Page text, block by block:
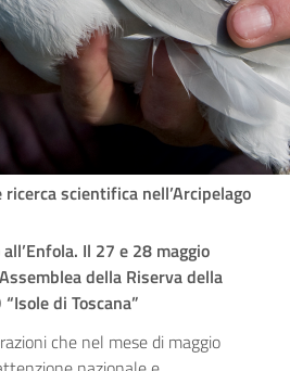
scientifica nell’Arcipelago
Il 27 e 28 maggio
della Riserva della
di Toscana”
che nel mese di maggio